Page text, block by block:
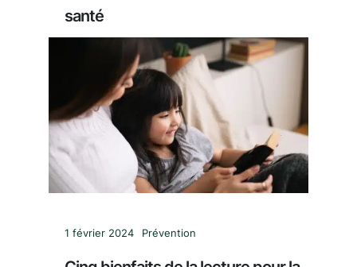
santé
1 février 2024 Prévention